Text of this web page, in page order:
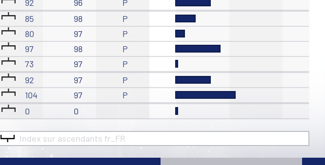
92 96 P
85 98
P
80 97
P
97 98
P
73 97 P
92 97
P
104 97
P
0 0
Index sur ascendants fr_FR